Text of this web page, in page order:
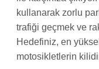
kullanarak zorlu
trafiği geçmek ve
Hedefiniz, en
motosikletlerin